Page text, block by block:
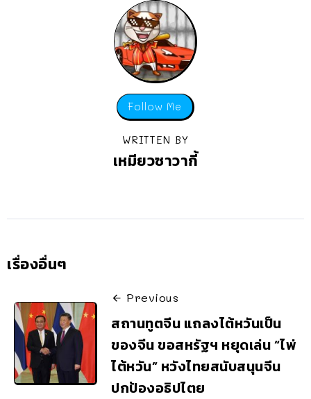
Follow Me
WRITTEN BY
เหมียวซาวากี้
เรื่องอื่นๆ
Previous
สถานทูตจีน แถลงไต้หวันเป็น
ของจีน ขอสหรัฐฯ หยุดเล่น “ไพ่
ไต้หวัน” หวังไทยสนับสนุนจีน
ปกป้องอธิปไตย